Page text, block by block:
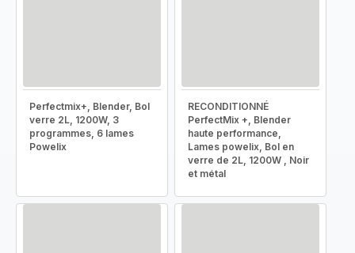
Perfectmix+, Blender, Bol
verre 2L, 1200W, 3
programmes, 6 lames
Powelix
RECONDITIONNÉ
PerfectMix +, Blender
haute performance,
Lames powelix, Bol en
verre de 2L, 1200W , Noir
et métal